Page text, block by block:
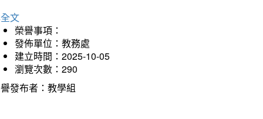
文
榮譽事項：
發佈單位：教務處
建立時間：2025-10-05
瀏覽次數：290
發布者：教學組